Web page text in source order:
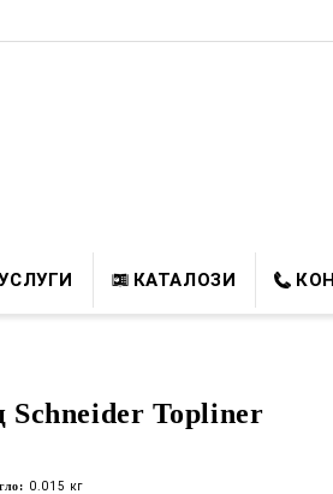
КАТАЛОЗИ
Schneider Topliner
0.015 кг